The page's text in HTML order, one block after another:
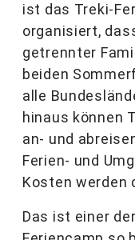
ist das Treki-
organisiert,
getrennter
beiden
alle
hinaus können
an- und
Ferien- und
Kosten werden
Das ist einer